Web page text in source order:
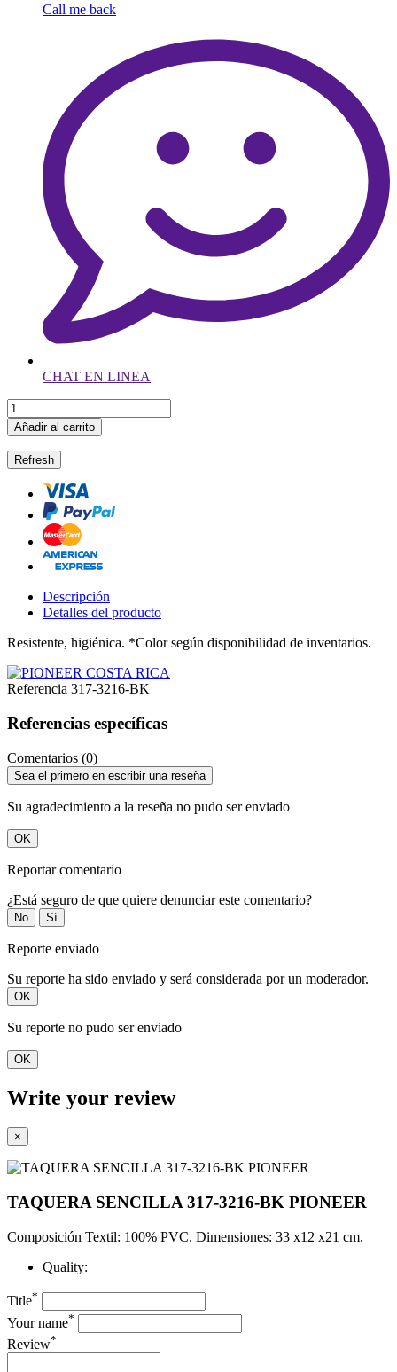
Call me back
CHAT EN LINEA
Añadir al carrito
Descripción
Detalles del producto
Resistente, higiénica. *Color según disponibilidad de inventarios.
Referencia 317-3216-BK
Referencias específicas
Comentarios (0)
Sea el primero en escribir una reseña
Su agradecimiento a la reseña no pudo ser enviado
OK
Reportar comentario
¿Está seguro de que quiere denunciar este comentario?
No Sí
Reporte enviado
Su reporte ha sido enviado y será considerada por un moderador.
OK
Su reporte no pudo ser enviado
OK
Write your review
×
TAQUERA SENCILLA 317-3216-BK PIONEER
Composición Textil: 100% PVC. Dimensiones: 33 x12 x21 cm.
Quality:
Title*
Your name*
Review*